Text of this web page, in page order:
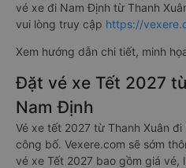
vé xe đi Nam Định từ Thanh
vui lòng truy cập https://
Xem hướng dẫn chi tiết, minh
Đặt vé xe Tết 2027
Nam Định
Vé xe tết 2027 từ Thanh Xuân
công bố. Vexere.com sẽ sớm
vé xe Tết 2027 bao gồm giá vé,